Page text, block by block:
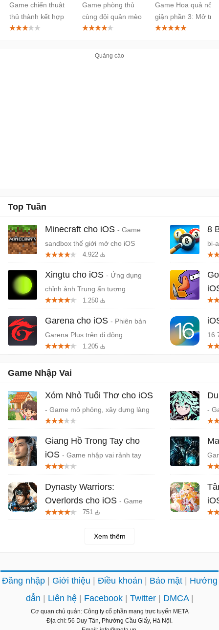
Game chiến thuật
thủ thành kết hợp
sinh tồn
Game phòng thủ
cùng đội quân mèo
cho iOS
Game Hoa quả nổi
giận phần 3: Mở truy
cập sớm
Top Tuần
Minecraft cho iOS - Game
sandbox thế giới mở cho iOS
4.922
Xingtu cho iOS - Ứng dụng
chỉnh ảnh Trung ấn tượng
1.250
Garena cho iOS - Phiên bản
Garena Plus trên di động
1.205
8
bi-
Game Nhập Vai
Xóm Nhỏ Tuổi Thơ cho iOS
- Game mô phỏng, xây dựng làng
quê Việt Nam
Giang Hồ Trong Tay cho
iOS - Game nhập vai rảnh tay
phong cách mở rương
Dynasty Warriors:
Overlords cho iOS - Game
RPG Tam Quốc từ Koei Tecmo
751
-
Xem thêm
Đăng nhập Giới thiệu Điều khoản Bảo mật
Hướng
dẫn
Liên hệ Facebook Twitter DMCA
Cơ quan chủ quản: Công ty cổ phần mạng trực tuyến META
Địa chỉ: 56 Duy Tân, Phường Cầu Giấy, Hà Nội.